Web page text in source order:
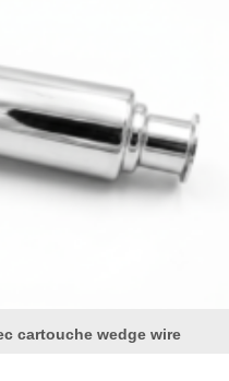
cartouche wedge wire